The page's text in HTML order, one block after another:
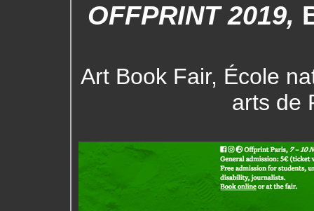
OFFPRINT 2019,
Art Book Fair, École
arts de